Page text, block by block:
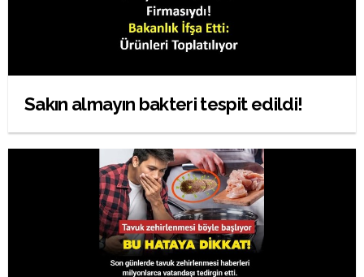
Sakın almayın bakteri tespit edildi!